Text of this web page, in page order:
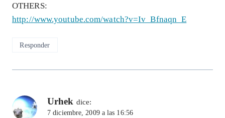
OTHERS:
http://www.youtube.com/watch?v=Iv_Bfnaqn_E
Responder
Urhek dice:
7 diciembre, 2009 a las 16:56